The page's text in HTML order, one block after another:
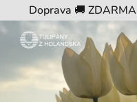
na
obsah
Doprava 🚚